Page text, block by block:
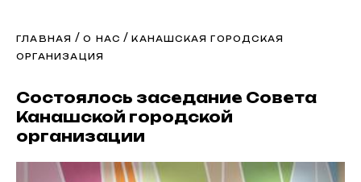
ГЛАВНАЯ /О НАС /КАНАШСКАЯ ГОРОДСКАЯ
ОРГАНИЗАЦИЯ
Состоялось заседание Совета
Канашской городской
организации